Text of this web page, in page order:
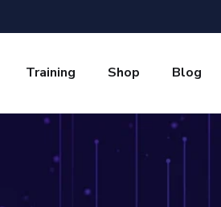
Training Shop Blog